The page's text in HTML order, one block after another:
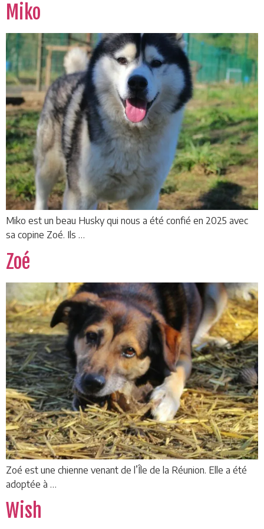
Miko
Miko est un beau Husky qui nous a été confié en 2025 avec
sa copine Zoé. Ils …
Zoé
Zoé est une chienne venant de l’Île de la Réunion. Elle a été
adoptée à …
Wish